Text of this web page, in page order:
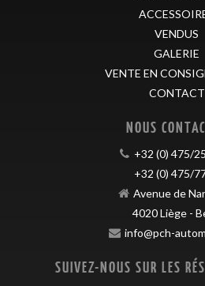
VENDUS
GALERIE
VENTE EN
CONTACT
NOUS
+32 (0) 475/
+32 (0) 475/
Avenue de
4020Liège-
info@pch-
SUIVEZ-NOUS SUR LES